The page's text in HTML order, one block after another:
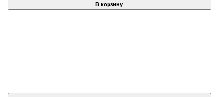
В корзину